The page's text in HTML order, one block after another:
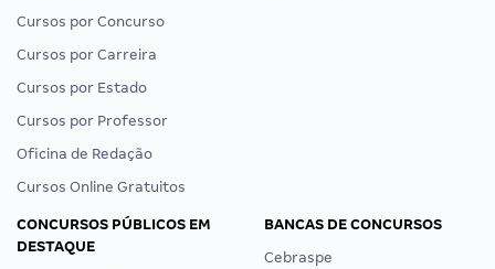
Cursos por Concurso
Cursos por Carreira
Cursos por Estado
Cursos por Professor
Oficina de Redação
Cursos Online Gratuitos
CONCURSOS PÚBLICOS EM
DESTAQUE
BANCAS DE CONCURSOS
Cebraspe